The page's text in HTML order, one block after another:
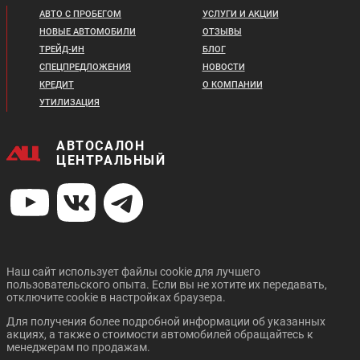
2 313 410 ₽
В кредит от:
31 564 ₽/мес.
2 399 410 ₽
В кредит от:
CHERY TIGGO 8 PRO
MAX
Цена от:
2 339 410 ₽
31 918 ₽/мес.
Цена от:
2 089 310 ₽
В кредит от:
28 506 ₽/мес.
В кредит от:
35 452 ₽/мес.
В кредит от:
27 210 ₽/мес.
CHANGAN UNI-K
Цена от:
3 019 310 ₽
CHANGAN CS55 PLUS
CHANGAN UNI-T CHANGAN CS35 PLUS
NEW
АВТО С ПРОБЕГОМ
НОВЫЕ АВТОМОБИЛИ
ТРЕЙД-ИН
СПЕЦПРЕДЛОЖЕНИЯ
КРЕДИТ
УТИЛИЗАЦИЯ
УСЛУГИ И АКЦИИ
ОТЗЫВЫ
БЛОГ
НОВОСТИ
О КОМПАНИИ
АВТОСАЛОН
ЦЕНТРАЛЬНЫЙ
Наш сайт использует файлы cookie для лучшего
пользовательского опыта. Если вы не хотите их передавать,
отключите cookie в настройках браузера.
Для получения более подробной информации об указанных
акциях, а также о стоимости автомобилей обращайтесь к
менеджерам по продажам.